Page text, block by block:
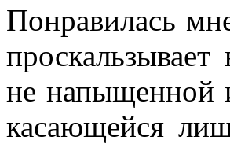
Понравилась
не напыщенной
касающейся